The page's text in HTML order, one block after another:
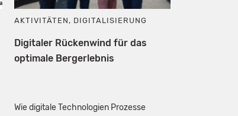
AKTIVITÄTEN , DIGITALISIERUNG
Digitaler Rückenwind für das
optimale Bergerlebnis
Wie digitale Technologien Prozesse